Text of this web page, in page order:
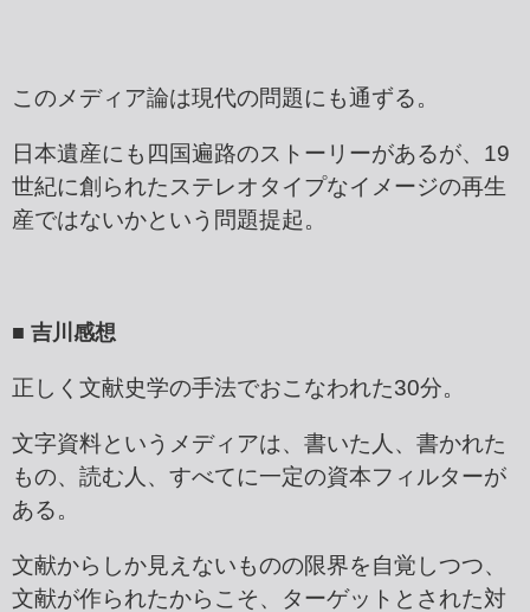
このメディア論は現代の問題にも通ずる。
日本遺産にも四国遍路のストーリーがあるが、19
世紀に創られたステレオタイプなイメージの再生
産ではないかという問題提起。
■ 吉川感想
正しく文献史学の手法でおこなわれた30分。
文字資料というメディアは、書いた人、書かれた
もの、読む人、すべてに一定の資本フィルターが
ある。
文献からしか見えないものの限界を自覚しつつ、
文献が作られたからこそ、ターゲットとされた対